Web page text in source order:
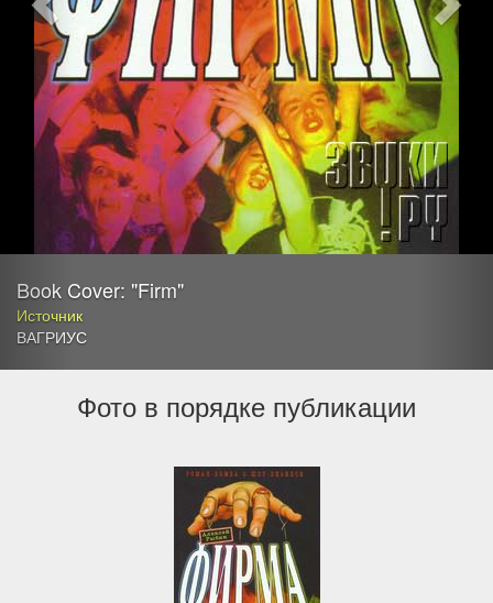
Book Cover: "Firm"
Источник
ВАГРИУС
Фото в порядке публикации